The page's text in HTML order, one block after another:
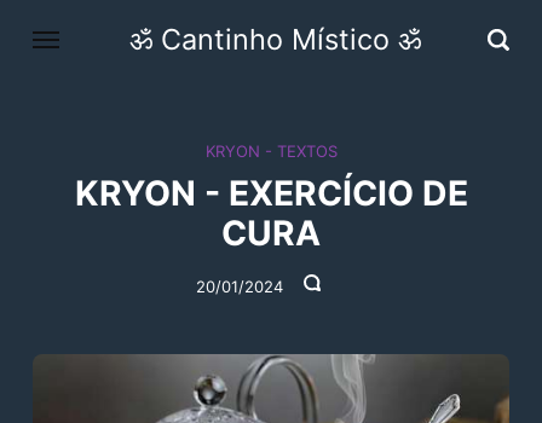
ॐ Cantinho Místico ॐ
KRYON - TEXTOS
KRYON - EXERCÍCIO DE
CURA
20/01/2024